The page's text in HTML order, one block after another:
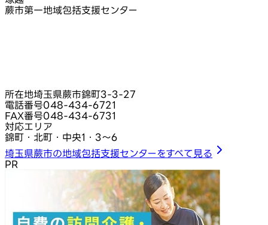
蕨市第一地域包括支援センター
所在地埼玉県蕨市錦町3‑3‑27
電話番号048-434-6721
FAX番号048-434-6731
対応エリア
錦町・北町・中央1・3〜6
埼玉県蕨市の地域包括支援センターをすべて見る
PR